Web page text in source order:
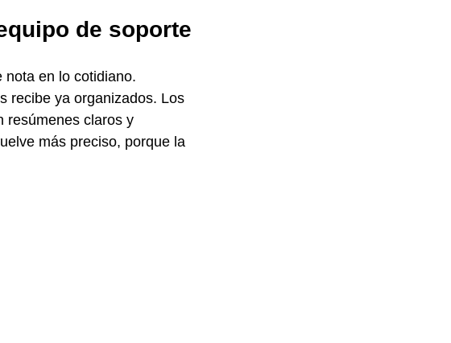
de soporte
nota en lo cotidiano.
recibe ya organizados. Los
resúmenes claros y
más preciso, porque la